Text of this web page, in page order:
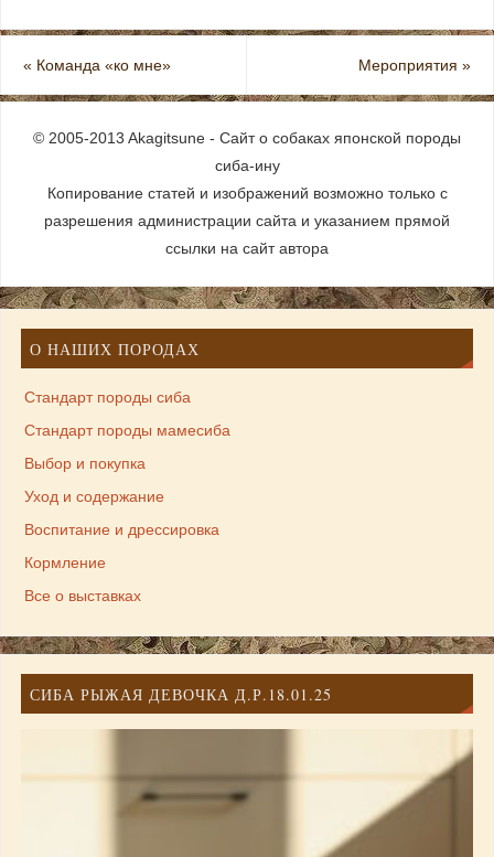
« Команда «ко мне» Мероприятия »
© 2005-2013 Akagitsune - Сайт о собаках японской породы
сиба-ину
Копирование статей и изображений возможно только с
разрешения администрации сайта и указанием прямой
ссылки на сайт автора
О НАШИХ ПОРОДАХ
Стандарт породы сиба
Стандарт породы мамесиба
Выбор и покупка
Уход и содержание
Воспитание и дрессировка
Кормление
Все о выставках
СИБА РЫЖАЯ ДЕВОЧКА Д.Р.18.01.25